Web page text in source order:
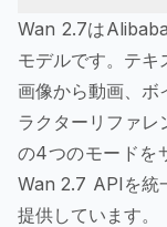
Wan 2.7は
モデルです。テキ
画像から動画、ボ
ラクターリファレ
の4つのモードを
Wan 2.7 APIを統
提供しています。